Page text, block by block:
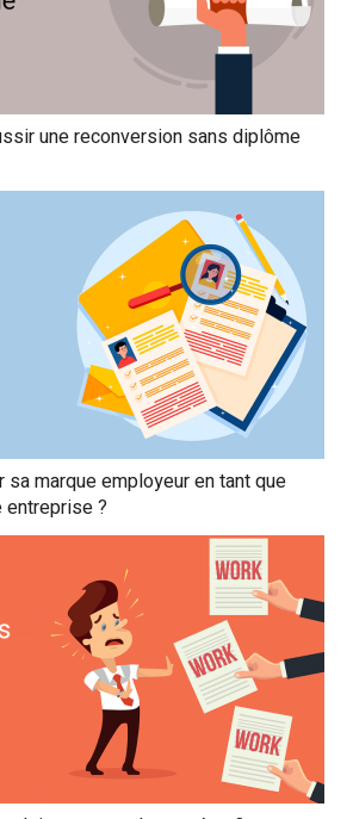
une reconversion sans diplôme
marque employeur en tant que
entreprise ?